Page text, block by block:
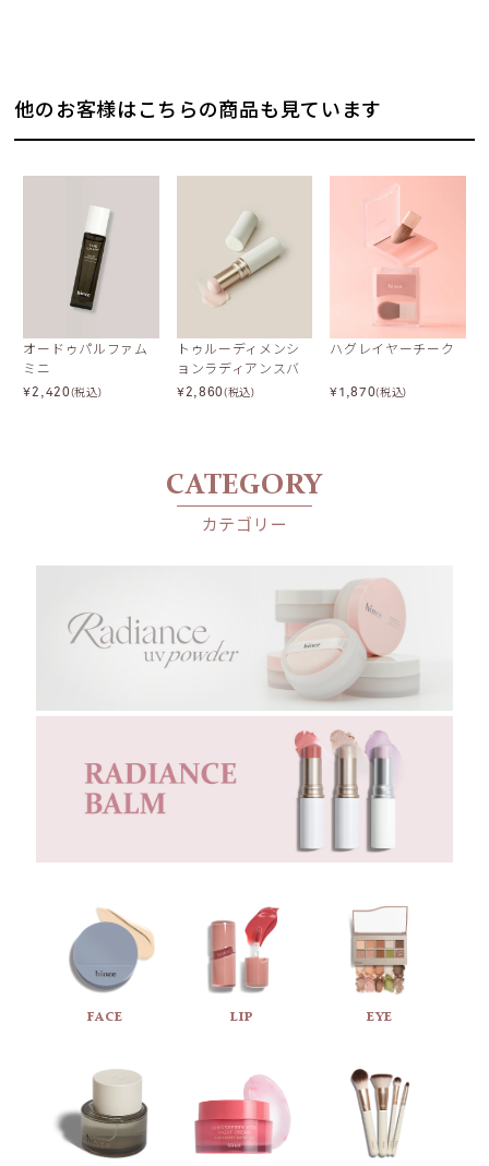
Pine Needle Oil
Middle
Moss
Cashmeran
Patchouli Oil
Sandalwood Oil
ザ・ピロー
やわらかいバイオレット、スエードの裏に潜む
心地の良いクリーンレザーの香り
Lavender
Bergamot
他のお客様はこちらの商品も見ています
オードゥパルファム
ミニ
¥2,420(税込)
トゥルーディメンシ
ョンラディアンスバ
ーム
¥2,860(税込)
ハグレイヤーチーク
¥1,870(税込)
CATEGORY
カテゴリー
FACE LIP EYE